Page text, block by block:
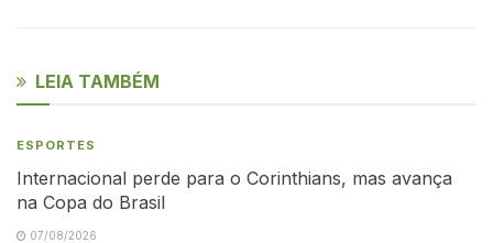
LEIA TAMBÉM
ESPORTES
Internacional perde para o Corinthians, mas avança
na Copa do Brasil
07/08/2026